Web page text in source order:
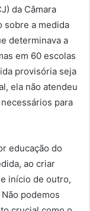
da Câmara
sobre a medida
determinava a
em 60 escolas
provisória seja
ela não atendeu
para
educação do
ao criar
início de outro,
podemos